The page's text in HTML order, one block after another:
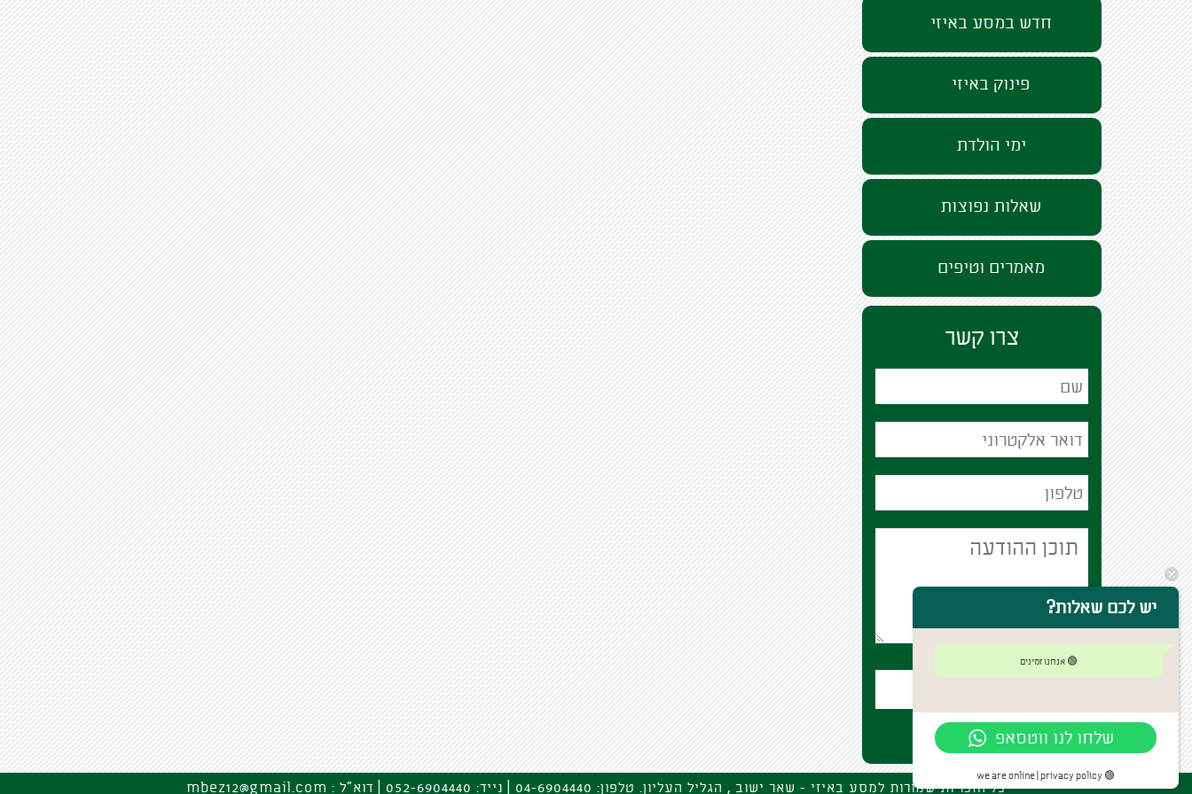
חדש במסע באיזי
פינוק באיזי
ימי הולדת
שאלות נפוצות
מאמרים וטיפים
צרו קשר
mbez12@gmail.com : כל הזכויות שמורות למסע באיזי - שאר ישוב , הגליל העליון. טלפון: 04-6904440 | נייד: 052-6904440 | דוא"ל
יש לכם שאלות?
🟢 אנחנו זמינים
שלחו לנו ווטסאפ
🟢 we are online | privacy policy